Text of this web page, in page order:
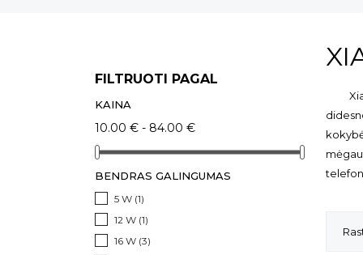
FILTRUOTI PAGAL
KAINA
10.00 € - 84.00 €
BENDRAS GALINGUMAS
5 W (1)
12 W (1)
16 W (3)